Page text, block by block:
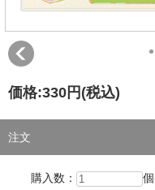
価格:330円 (税込)
注文
購入数： 個